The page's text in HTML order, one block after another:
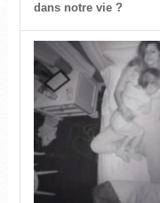
dans notre vie ?